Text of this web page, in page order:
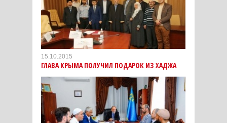
15.10.2015
ГЛАВА КРЫМА ПОЛУЧИЛ ПОДАРОК ИЗ ХАДЖА